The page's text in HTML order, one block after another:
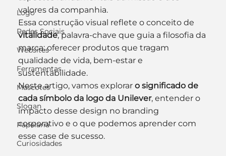
Logo
Redes Sociais
Websites
Ferramentas
Mascotes
Slogan
Papelaria
Curiosidades
valores da companhia.
Essa construção visual reflete o conceito de
vitalidade, palavra-chave que guia a filosofia da
marca: oferecer produtos que tragam
qualidade de vida, bem-estar e
sustentabilidade.
Neste artigo, vamos explorar o significado de
cada símbolo da logo da Unilever, entender o
impacto desse design no branding
corporativo e o que podemos aprender com
esse case de sucesso.